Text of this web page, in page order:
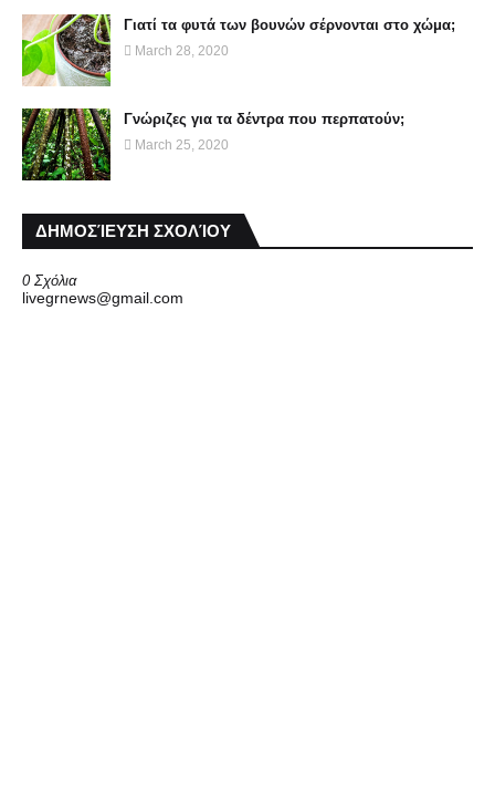
Γιατί τα φυτά των βουνών σέρνονται στο χώμα;
March 28, 2020
Γνώριζες για τα δέντρα που περπατούν;
March 25, 2020
ΔΗΜΟΣΊΕΥΣΗ ΣΧΟΛΊΟΥ
0 Σχόλια
livegrnews@gmail.com